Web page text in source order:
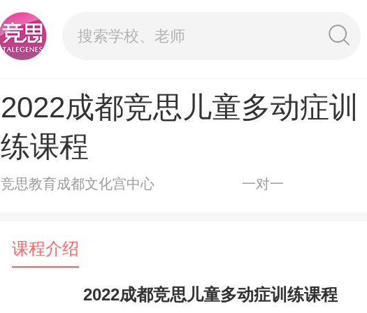
2022成都竞思儿童多动症训
练课程
竞思教育成都文化宫中心 一对一
课程介绍
2022成都竞思儿童多动症训练课程